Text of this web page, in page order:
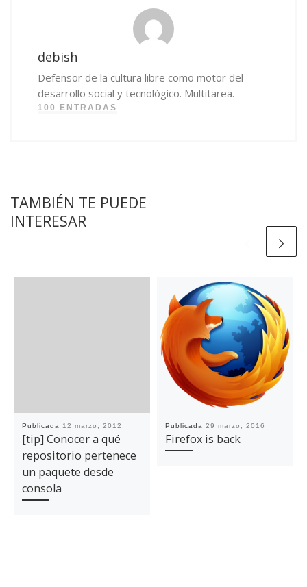
debish
Defensor de la cultura libre como motor del
desarrollo social y tecnológico. Multitarea.
100 ENTRADAS
TAMBIÉN TE PUEDE
INTERESAR
Publicada 12 marzo, 2012
[tip] Conocer a qué
repositorio pertenece
un paquete desde
consola
Publicada 29 marzo, 2016
Firefox is back